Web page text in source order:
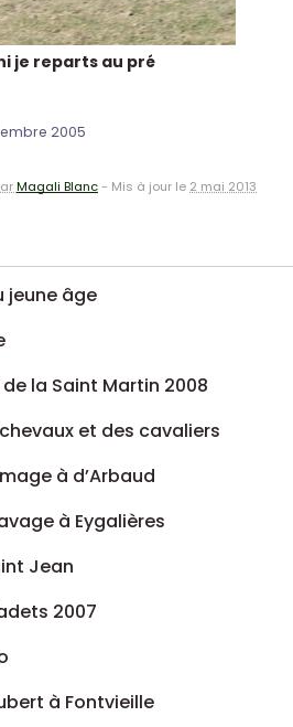
jeune âge
la Saint Martin 2008
et des cavaliers
à d’Arbaud
à Eygalières
Jean
2007
à Fontvieille
je reparts au pré
2005
Magali Blanc- Mis à jour le 2 mai 2013